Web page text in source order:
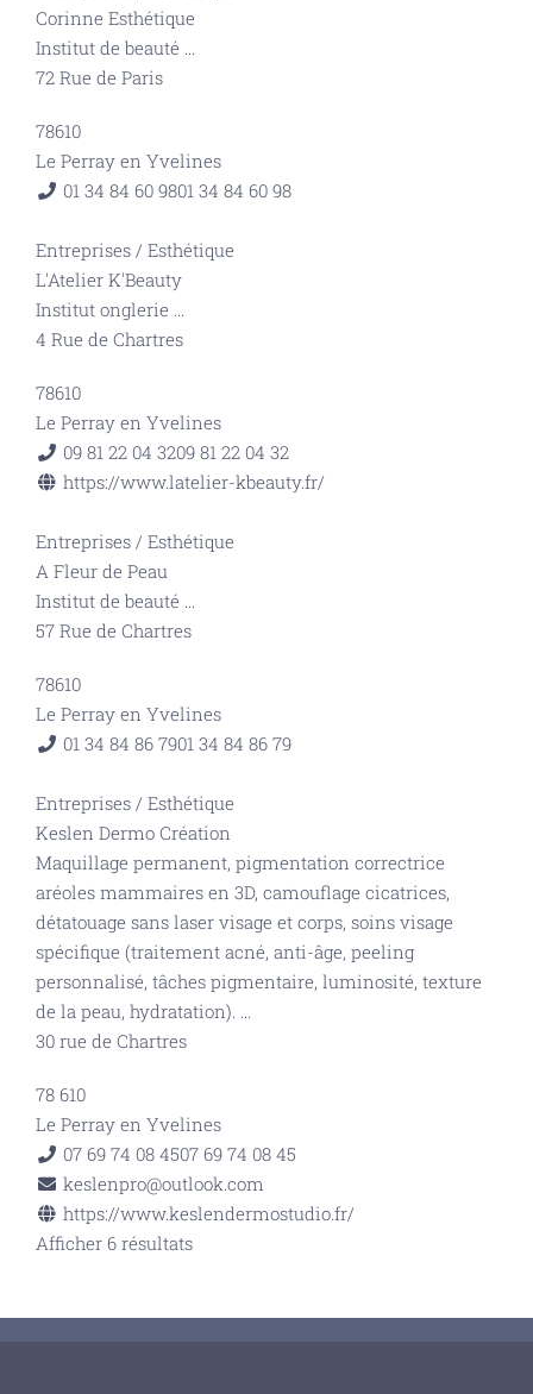
Corinne Esthétique
Institut de beauté ...
72 Rue de Paris
78610
Le Perray en Yvelines
01 34 84 60 9801 34 84 60 98
Entreprises / Esthétique
L'Atelier K'Beauty
Institut onglerie ...
4 Rue de Chartres
78610
Le Perray en Yvelines
09 81 22 04 3209 81 22 04 32
https://www.latelier-kbeauty.fr/
Entreprises / Esthétique
A Fleur de Peau
Institut de beauté ...
57 Rue de Chartres
78610
Le Perray en Yvelines
01 34 84 86 7901 34 84 86 79
Entreprises / Esthétique
Keslen Dermo Création
Maquillage permanent, pigmentation correctrice
aréoles mammaires en 3D, camouflage cicatrices,
détatouage sans laser visage et corps, soins visage
spécifique (traitement acné, anti-âge, peeling
personnalisé, tâches pigmentaire, luminosité, texture
de la peau, hydratation). ...
30 rue de Chartres
78 610
Le Perray en Yvelines
07 69 74 08 4507 69 74 08 45
keslenpro@outlook.com
https://www.keslendermostudio.fr/
Afficher 6 résultats